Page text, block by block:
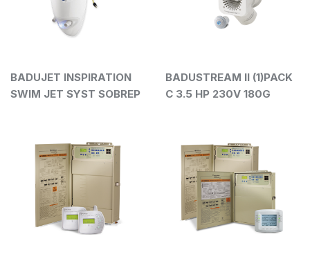
BADUJET INSPIRATION
SWIM JET SYST SOBREP
BADUSTREAM II (1)PACK
C 3.5 HP 230V 180G